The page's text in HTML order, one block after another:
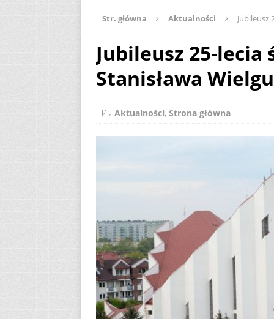
[ 7 sierpnia 2026 ]
Kazimierskiej
(Mt 14, 22-33)
Str. główna Aktualności Jubileusz
Jubileusz 25-
Stanisława
Aktualności, Strona główna